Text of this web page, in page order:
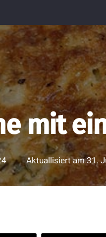
mit
Aktuallisiert am31.